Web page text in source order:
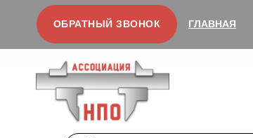
ГЛАВНАЯ
ОБРАТНЫЙ ЗВОНОК